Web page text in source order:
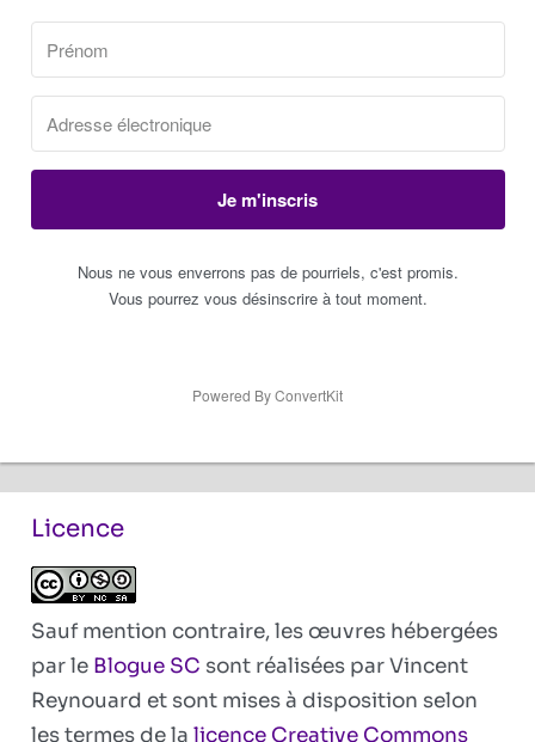
Je m'inscris
Nous ne vous enverrons pas de pourriels, c'est promis.
Vous pourrez vous désinscrire à tout moment.
Powered By ConvertKit
Licence
Sauf mention contraire, les œuvres hébergées
par le Blogue SC sont réalisées par Vincent
Reynouard et sont mises à disposition selon
les termes de la licence Creative Commons